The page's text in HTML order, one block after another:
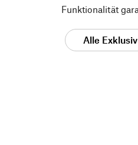
Funktionalität
Alle